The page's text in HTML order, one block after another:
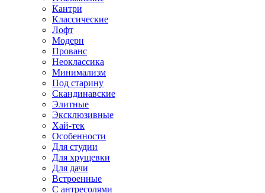
Кантри
Классические
Лофт
Модерн
Прованс
Неоклассика
Минимализм
Под старину
Скандинавские
Элитные
Эксклюзивные
Хай-тек
Особенности
Для студии
Для хрущевки
Для дачи
Встроенные
С антресолями